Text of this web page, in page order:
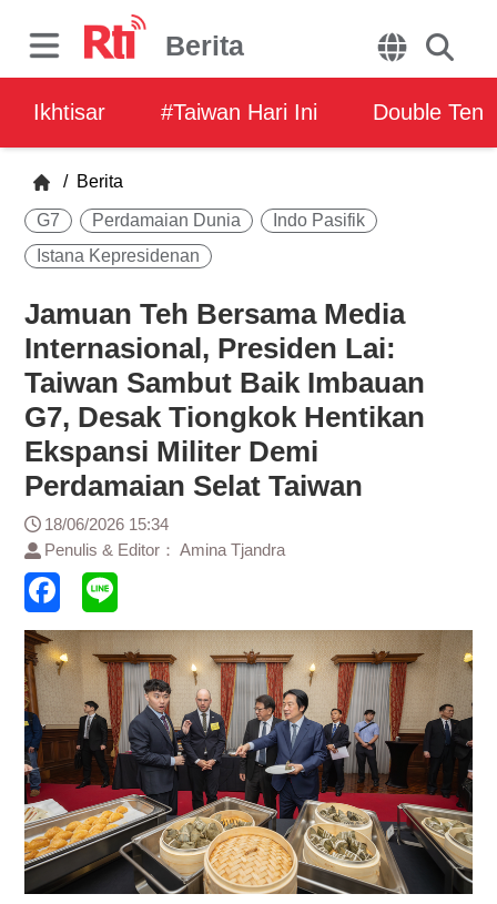
Berita
Ikhtisar #Taiwan Hari Ini Double Ten
/ Berita
G7 Perdamaian Dunia
Indo Pasifik
Istana Kepresidenan
Jamuan Teh Bersama Media
Internasional, Presiden Lai:
Taiwan Sambut Baik Imbauan
G7, Desak Tiongkok Hentikan
Ekspansi Militer Demi
Perdamaian Selat Taiwan
18/06/2026 15:34
Penulis & Editor： Amina Tjandra